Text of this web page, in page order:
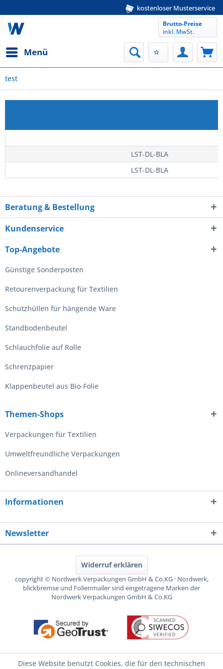
kostenloser Musterservice
Menü
Brutto-Preise
inkl. MwSt.
test
LST-DL-BLA
LST-DL-BLA
Beratung & Bestellung
Kundenservice
Top-Angebote
Günstige Sonderposten
Retourenverpackung für Textilien
Schutzhüllen für hängende Ware
Standbodenbeutel
Schlauchfolie auf Rolle
Schrenzpapier
Klappenbeutel aus Bio-Folie
Themen-Shops
Verpackungen für Textilien
Umweltfreundliche Verpackungen
Onlineversandhandel
Informationen
Newsletter
Widerruf erklären
copyright © Nordwerk Verpackungen GmbH & Co.KG · Nordwerk,
blickbremse und Folienmailer sind eingetragene Marken der
Nordwerk Verpackungen GmbH & Co.KG
Diese Website benutzt Cookies, die für den technischen